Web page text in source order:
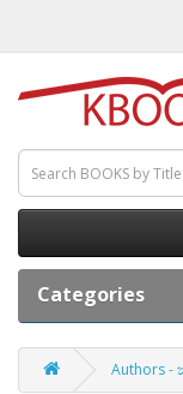
Categories
Authors